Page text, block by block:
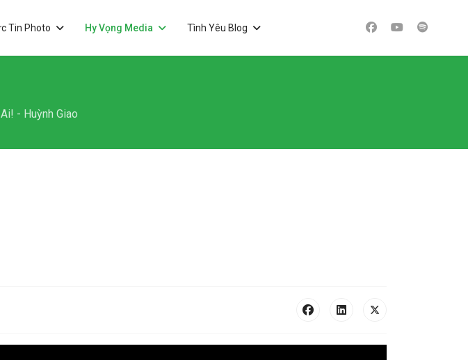
Tin Photo Hy Vọng Media Tình Yêu Blog
- Huỳnh Giao